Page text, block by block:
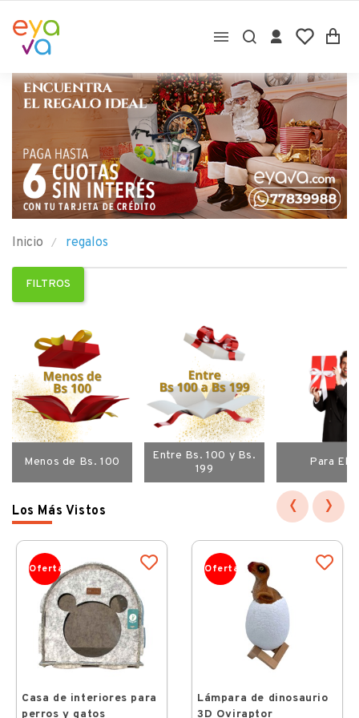

Inicio regalos
FILTROS
Menos de Bs. 100
Entre Bs. 100 y Bs.
199
Para
Los Más Vistos
Oferta
Casa de interiores para
perros y gatos
Oferta
Lámpara de dinosaurio
3D Oviraptor
‹ ›